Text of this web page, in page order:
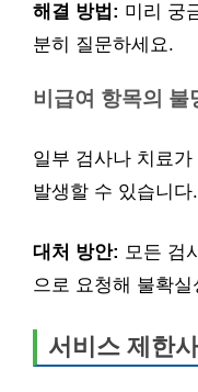
해결 방법: 미리 궁
분히 질문하세요.
비급여 항목의 불
일부 검사나 치료
발생할 수 있습니다.
대처 방안: 모든 검
으로 요청해 불확
서비스 제한